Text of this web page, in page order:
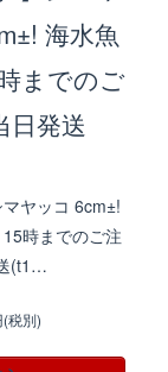
マヤッコ 6cm±!
時までのご注
(t1…
(税別)